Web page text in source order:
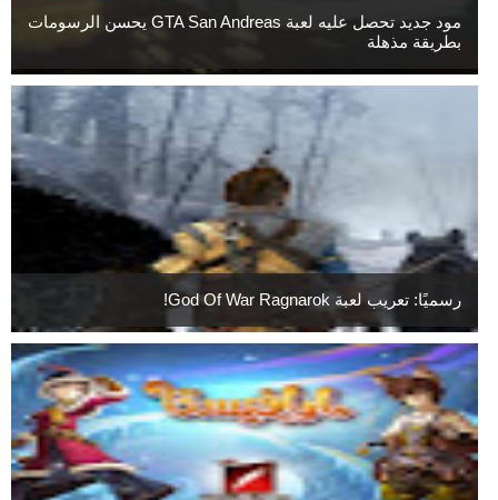
مود جديد تحصل عليه لعبة GTA San Andreas يحسن الرسومات
بطريقة مذهلة
رسميًا: تعريب لعبة God Of War Ragnarok!